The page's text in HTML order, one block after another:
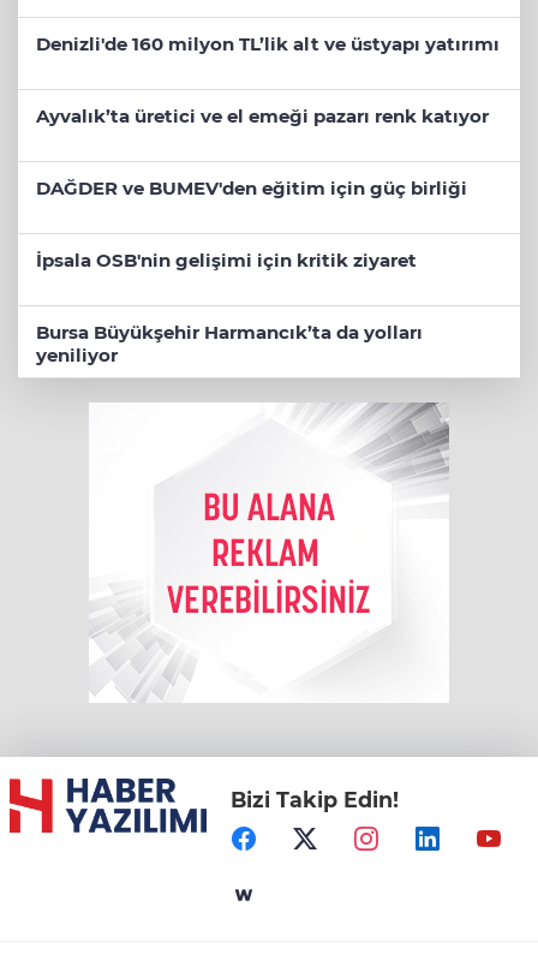
Denizli'de 160 milyon TL’lik alt ve üstyapı yatırımı
Ayvalık’ta üretici ve el emeği pazarı renk katıyor
DAĞDER ve BUMEV'den eğitim için güç birliği
İpsala OSB'nin gelişimi için kritik ziyaret
Bursa Büyükşehir Harmancık’ta da yolları
yeniliyor
Bizi Takip Edin!